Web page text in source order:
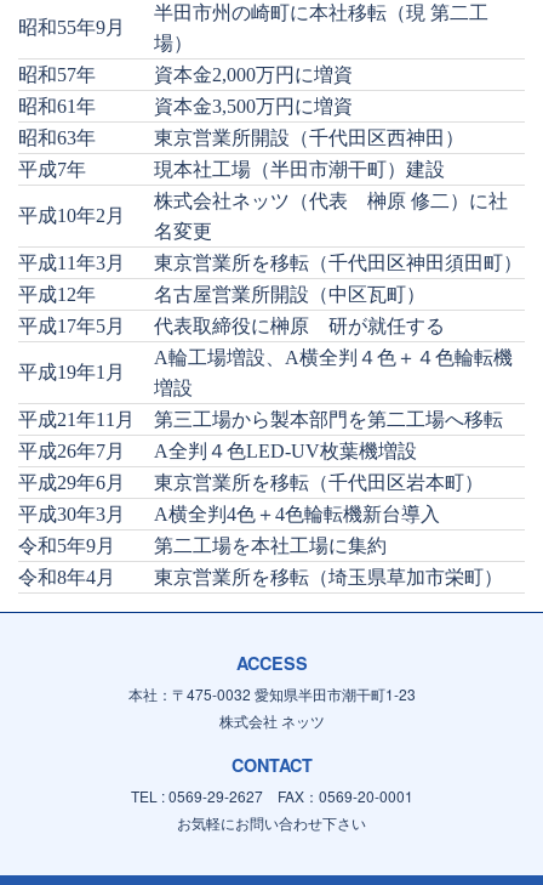
昭和55年9月
半田市州の崎町に本社移転（現 第二工
場）
昭和57年
資本金2,000万円に増資
昭和61年
資本金3,500万円に増資
昭和63年
東京営業所開設（千代田区西神田）
平成7年
現本社工場（半田市潮干町）建設
平成10年2月
株式会社ネッツ（代表 榊原 修二）に社
名変更
平成11年3月
東京営業所を移転（千代田区神田須田町）
平成12年
名古屋営業所開設（中区瓦町）
平成17年5月
代表取締役に榊原 研が就任する
平成19年1月
A輪工場増設、A横全判４色＋４色輪転機
増設
平成21年11月
第三工場から製本部門を第二工場へ移転
平成26年7月
A全判４色LED-UV枚葉機増設
平成29年6月
東京営業所を移転（千代田区岩本町）
平成30年3月
A横全判4色＋4色輪転機新台導入
令和5年9月
第二工場を本社工場に集約
令和8年4月
東京営業所を移転（埼玉県草加市栄町）
ACCESS
本社：〒475-0032 愛知県半田市潮干町1-23
株式会社 ネッツ
CONTACT
TEL : 0569-29-2627 FAX：0569-20-0001
お気軽にお問い合わせ下さい